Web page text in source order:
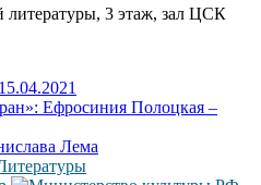
литературы, 3 этаж, зал ЦСК
15.04.2021
Ефросиния Полоцкая –
Лема